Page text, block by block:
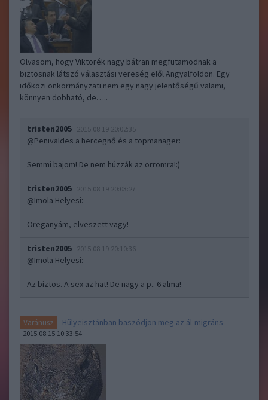
Olvasom, hogy Viktorék nagy bátran megfutamodnak a
biztosnak látszó választási vereség elől Angyalföldön. Egy
időközi önkormányzati nem egy nagy jelentőségű valami,
könnyen dobható, de…..
tristen2005 2015.08.19 20:02:35
@Penivaldes a hercegnő és a topmanager:
Semmi bajom! De nem húzzák az orromra!:)
tristen2005 2015.08.19 20:03:27
@Imola Helyesi:
Öreganyám, elveszett vagy!
tristen2005 2015.08.19 20:10:36
@Imola Helyesi:
Az biztos. A sex az hat! De nagy a p.. 6 alma!
Varánusz Hülyeisztánban baszódjon meg az ál-migráns
2015.08.15 10:33:54